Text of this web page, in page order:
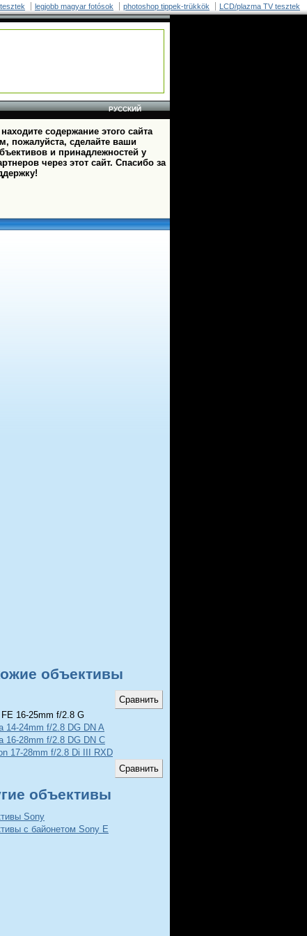
legjobb magyar fotósok photoshop tippek-trükkök LCD/plazma TV tesztek
РУССКИЙ
содержание этого сайта
пожалуйста, сделайте ваши
и принадлежностей у
через этот сайт. Спасибо за
объективы
16-25mm f/2.8 G
14-24mm f/2.8 DG DN A
16-28mm f/2.8 DG DN C
17-28mm f/2.8 Di III RXD
объективы
Sony
с байонетом Sony E